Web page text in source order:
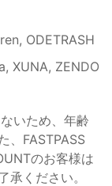
ODETRASH
XUNA, ZENDO
いため、年齢
、FASTPASS
のお客様は
承ください。